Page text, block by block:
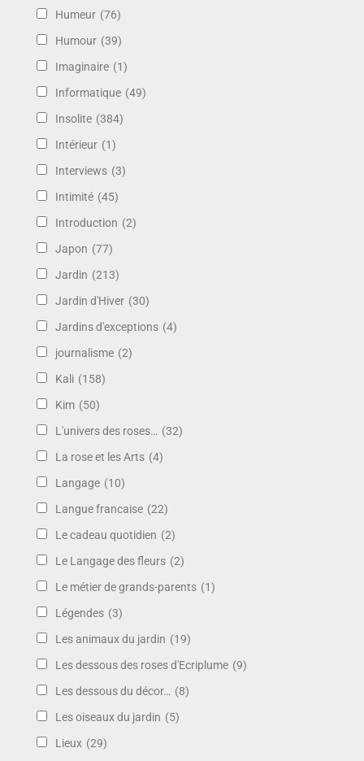
Humeur (76)
Humour (39)
Imaginaire (1)
Informatique (49)
Insolite (384)
Intérieur (1)
Interviews (3)
Intimité (45)
Introduction (2)
Japon (77)
Jardin (213)
Jardin d'Hiver (30)
Jardins d'exceptions (4)
journalisme (2)
Kali (158)
Kim (50)
L'univers des roses… (32)
La rose et les Arts (4)
Langage (10)
Langue francaise (22)
Le cadeau quotidien (2)
Le Langage des fleurs (2)
Le métier de grands-parents (1)
Légendes (3)
Les animaux du jardin (19)
Les dessous des roses d'Ecriplume (9)
Les dessous du décor… (8)
Les oiseaux du jardin (5)
Lieux (29)